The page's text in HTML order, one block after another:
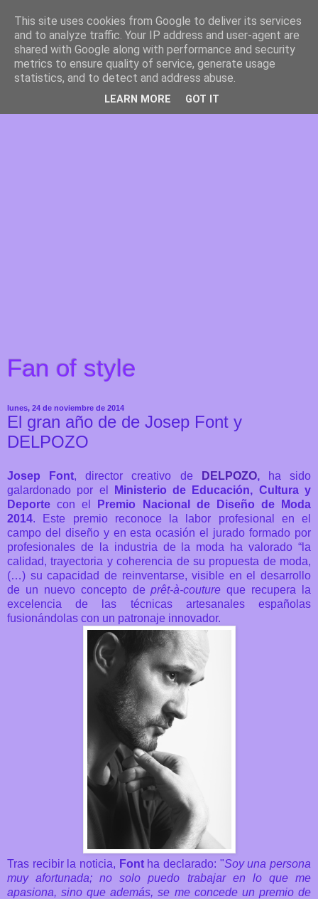
Fan of style
lunes, 24 de noviembre de 2014
El gran año de de Josep Font y
DELPOZO
Josep Font, director creativo de DELPOZO,ha sido
galardonado por el
Ministerio de Educación, Cultura y
Deporte con el
Premio Nacional de Diseño de Moda
2014. Este premio reconoce la labor profesional en el
campo del diseño y en esta ocasión el jurado formado por
profesionales de la industria de la moda ha valorado “la
calidad, trayectoria y coherencia de su propuesta de moda,
(…) su capacidad de reinventarse, visible en el desarrollo
de un nuevo concepto deprêt-à-couture que recupera la
excelencia de las técnicas artesanales españolas
fusionándolas con un patronaje innovador.
Tras recibir la noticia, Fontha declarado: "Soy una persona
muy afortunada; no solo puedo trabajar en lo que me
apasiona, sino que además, se me concede un premio de
This site uses cookies from Google to deliver its services
and to analyze traffic. Your IP address and user-agent are
shared with Google along with performance and security
metrics to ensure quality of service, generate usage
statistics, and to detect and address abuse.
LEARN MORE GOT IT